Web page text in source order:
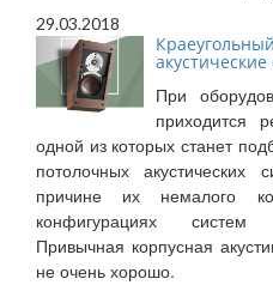
29.03.2018
При
приходится
одной из которых станет
потолочных
причине их немалого
конфигурациях систем
Привычная корпусная
не очень хорошо.